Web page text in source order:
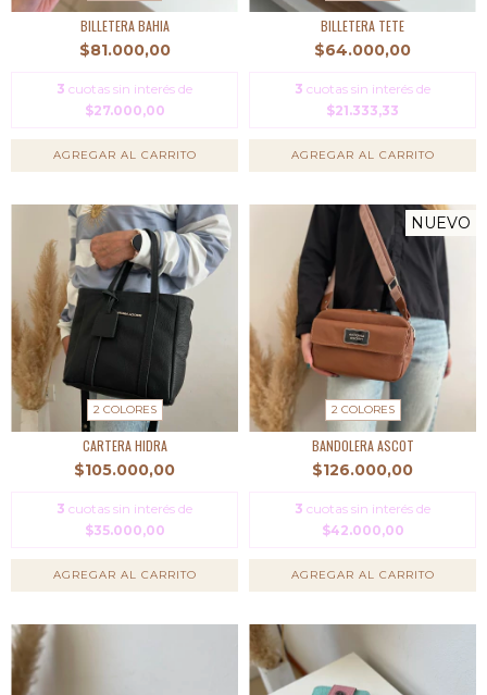
BILLETERA BAHIA
$81.000,00
3 cuotas sin interés de
$27.000,00
AGREGAR AL CARRITO
BILLETERA TETE
$64.000,00
3 cuotas sin interés de
$21.333,33
AGREGAR AL CARRITO
2 COLORES
CARTERA HIDRA
$105.000,00
3 cuotas sin interés de
$35.000,00
AGREGAR AL CARRITO
NUEVO
2 COLORES
BANDOLERA ASCOT
$126.000,00
3 cuotas sin interés de
$42.000,00
AGREGAR AL CARRITO